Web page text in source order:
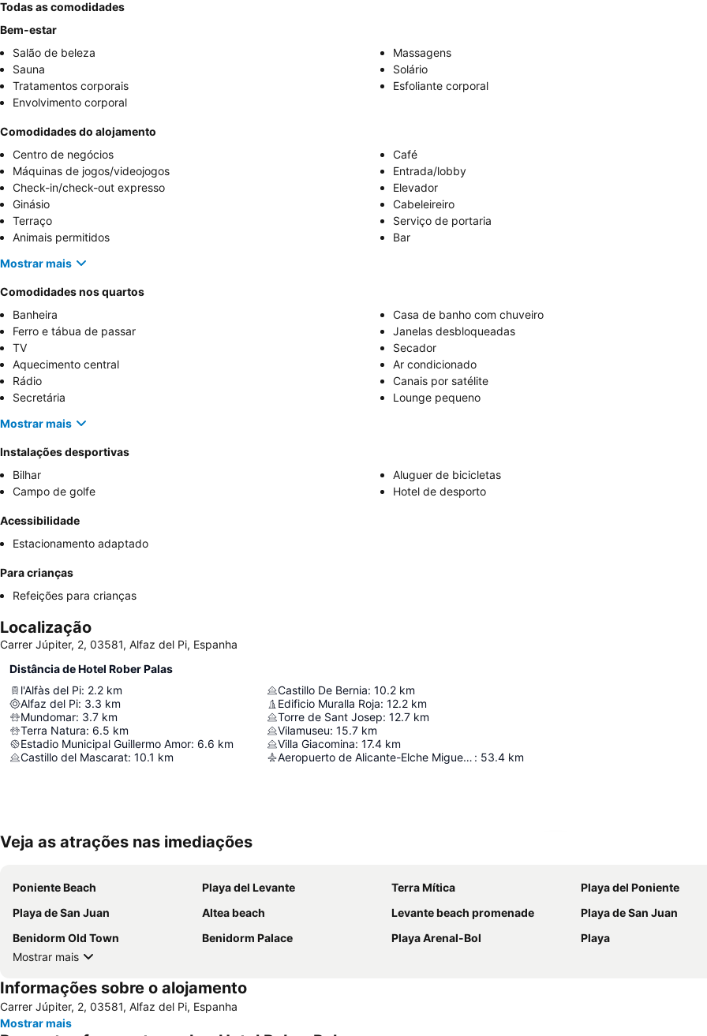
Todas as comodidades
Bem-estar
Salão de beleza
Massagens
Sauna
Solário
Tratamentos corporais
Esfoliante corporal
Envolvimento corporal
Comodidades do alojamento
Centro de negócios
Café
Máquinas de jogos/videojogos
Entrada/lobby
Check-in/check-out expresso
Elevador
Ginásio
Cabeleireiro
Terraço
Serviço de portaria
Animais permitidos
Bar
Mostrar mais
Comodidades nos quartos
Banheira
Casa de banho com chuveiro
Ferro e tábua de passar
Janelas desbloqueadas
TV
Secador
Aquecimento central
Ar condicionado
Rádio
Canais por satélite
Secretária
Lounge pequeno
Mostrar mais
Instalações desportivas
Bilhar
Aluguer de bicicletas
Campo de golfe
Hotel de desporto
Acessibilidade
Estacionamento adaptado
Para crianças
Refeições para crianças
Localização
Carrer Júpiter, 2, 03581, Alfaz del Pi, Espanha
Distância de Hotel Rober Palas
l'Alfàs del Pi: 2.2 km
Alfaz del Pi: 3.3 km
Mundomar: 3.7 km
Terra Natura: 6.5 km
Estadio Municipal Guillermo Amor: 6.6 km
Castillo del Mascarat: 10.1 km
Castillo De Bernia: 10.2 km
Edificio Muralla Roja: 12.2 km
Torre de Sant Josep: 12.7 km
Vilamuseu: 15.7 km
Villa Giacomina: 17.4 km
Aeropuerto de Alicante-Elche Miguel Hernández : 53.4 km
Veja as atrações nas imediações
Poniente Beach Playa del Levante Terra Mítica
Playa del Poniente
Playa de San Juan
Altea beach Levante beach promenade
Playa de San Juan
Benidorm Old Town
Benidorm Palace Playa Arenal-Bol
Playa
Mostrar mais
Informações sobre o alojamento
Carrer Júpiter, 2, 03581, Alfaz del Pi, Espanha
Mostrar mais